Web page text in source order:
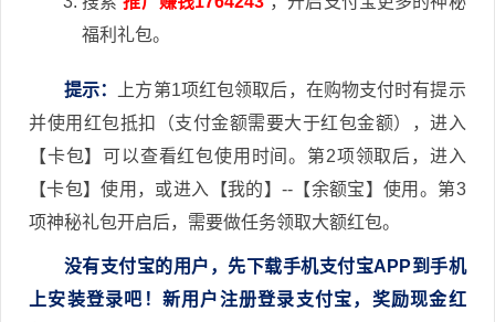
福利礼包。
提示：
上方第1项红包领取后，在购物支付时有提示
并使用红包抵扣（支付金额需要大于红包金额），进入
【卡包】可以查看红包使用时间。第2项领取后，进入
【卡包】使用，或进入【我的】--【余额宝】使用。第3
项神秘礼包开启后，需要做任务领取大额红包。
没有支付宝的用户，先下载手机支付宝APP到手机
上安装登录吧！新用户注册登录支付宝，奖励现金红